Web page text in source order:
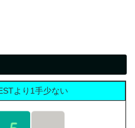
より1手少ない